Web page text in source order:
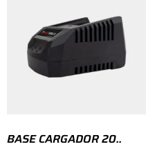
BASE CARGADOR 20..